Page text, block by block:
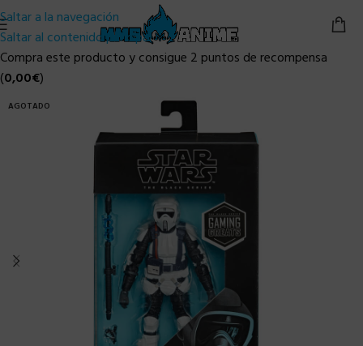
Saltar a la navegación
Saltar al contenido principal
Compra este producto y consigue 2 puntos de recompensa
(0,00€)
AGOTADO